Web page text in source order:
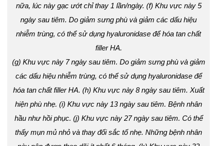
nữa, lúc này gạc ướt chỉ thay 1 lần/ngày. (f) Khu vực này 5
ngày sau tiêm. Do giảm sưng phù và giảm các dấu hiệu
nhiễm trùng, có thể sử dụng hyaluronidase để hóa tan chất
filler HA.
(g) Khu vực này 7 ngày sau tiêm. Do giảm sưng phù và giảm
các dấu hiệu nhiễm trùng, có thể sử dụng hyaluronidase để
hóa tan chất filler HA. (h) Khu vực này 8 ngày sau tiêm. Xuất
hiện phù nhẹ. (i) Khu vực này 13 ngày sau tiêm. Bệnh nhân
hầu như hồi phục. (j) Khu vực này 27 ngày sau tiêm. Có thể
thấy mụn mủ nhỏ và thay đổi sắc tố nhẹ. Những bệnh nhân